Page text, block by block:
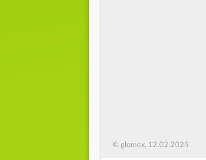
© glomex, 12.02.2025